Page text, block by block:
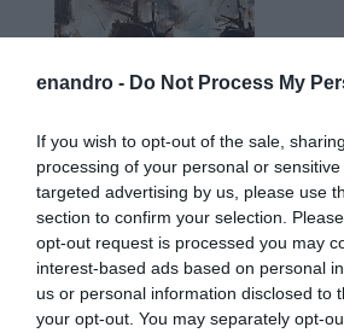
enandro - Do Not Process My
If you wish to opt-out of the sale,
processing of your personal or
targeted advertising by us, please use
section to confirm your selection.
opt-out request is processed you may
interest-based ads based on personal
us or personal information disclosed to
your opt-out. You may separately opt-